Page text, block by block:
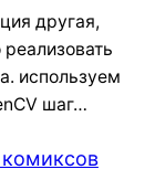
другая,
используем
шаг…
комиксов